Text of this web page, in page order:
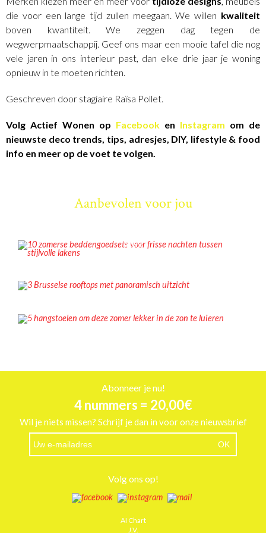
die voor een lange tijd zullen meegaan. We willen kwaliteit
boven kwantiteit. We zeggen dag tegen de
wegwerpmaatschappij. Geef ons maar een mooie tafel die nog
vele jaren in ons interieur past, dan elke drie jaar je woning
opnieuw in te moeten richten.
Geschreven door stagiaire Raïsa Pollet.
Volg Actief Wonen op Facebook en Instagram om de
nieuwste deco trends, tips, adresjes, DIY, lifestyle & food
info en meer op de voet te volgen.
Aanbevolen voor jou
lakens
Abonneer je nu!
4 nummers = 20,00€
Wil je niets missen? Schrijf je dan in voor onze nieuwsbrief
Volg ons op!
AI Chart
J.V.